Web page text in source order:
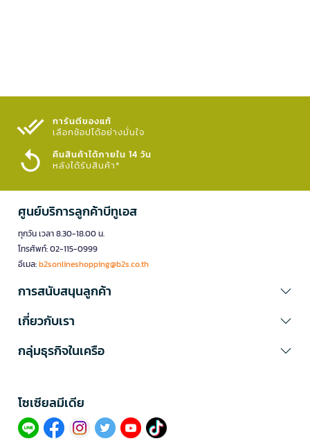
การันตีของแท้
เลือกช้อปได้อย่างมั่นใจ​
คืนสินค้าได้ภายใน 14 วัน
หลังได้รับสินค้า*
ศูนย์บริการลูกค้าบีทูเอส
ทุกวัน เวลา 8.30-18.00 น.
โทรศัพท์: 02-115-0999
อีเมล:b2sonlineshopping@b2s.co.th
การสนับสนุนลูกค้า
เกี่ยวกับเรา
กลุ่มธุรกิจในเครือ
โซเซียลมีเดีย​